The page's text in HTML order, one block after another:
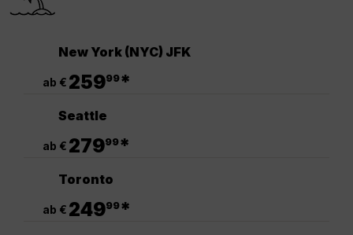
New York (NYC) JFK
ab € 25999*
Seattle
ab € 27999*
Toronto
ab € 24999*